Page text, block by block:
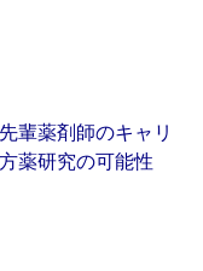
輩薬剤師のキャリ
薬研究の可能性